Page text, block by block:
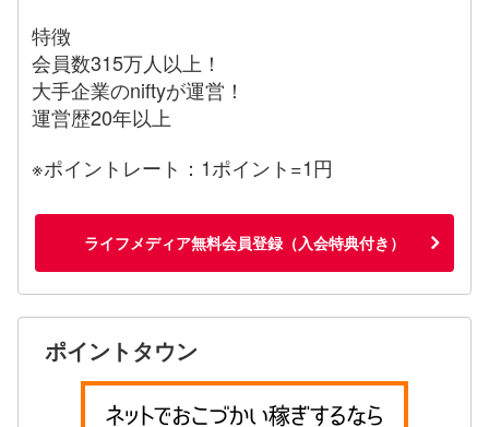
特徴
会員数315万人以上！
大手企業のniftyが運営！
運営歴20年以上
※ポイントレート：1ポイント=1円
ライフメディア無料会員登録（入会特典付き）
ポイントタウン